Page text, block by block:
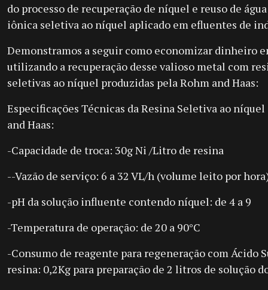
do processo de recuperação de níquel e reuso de
iônica seletiva ao níquel aplicado em efluentes de
Demonstramos a seguir como economizar dinheiro
utilizando a recuperação desse valioso metal com
seletivas ao níquel produzidas pela Rohm and Haas:
Especificações Técnicas da Resina Seletiva ao
and Haas:
-Capacidade de troca: 30g Ni /Litro de resina
--Vazão de serviço: 6 a 32 VL/h (volume leito por
-pH da solução influente contendo níquel: de 4 a 9
-Temperatura de operação: de 20 a 90°C
-Consumo de reagente para regeneração com Ácido
resina: 0,2Kg para preparação de 2 litros de solução